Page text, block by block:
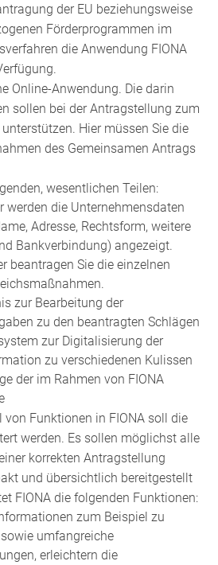
der EU beziehungsweise
Förderprogrammen im
die Anwendung FIONA
Online-Anwendung. Die darin
sollen bei der Antragstellung zum
Hier müssen Sie die
des Gemeinsamen Antrags
wesentlichen Teilen:
werden die Unternehmensdaten
Adresse, Rechtsform, weitere
Bankverbindung) angezeigt.
beantragen Sie die einzelnen
zur Bearbeitung der
zu den beantragten Schlägen
zur Digitalisierung der
zu verschiedenen Kulissen
der im Rahmen von FIONA
Funktionen in FIONA soll die
werden. Es sollen möglichst alle
korrekten Antragstellung
und übersichtlich bereitgestellt
FIONA die folgenden Funktionen:
zum Beispiel zu
umfangreiche
erleichtern die